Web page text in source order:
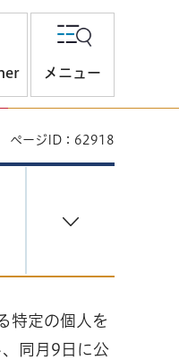
メニュー
ページID：62918
特定の個人を
同月9日に公